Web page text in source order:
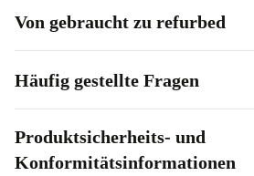
Von gebraucht zu refurbed
Häufig gestellte Fragen
Produktsicherheits- und
Konformitätsinformationen